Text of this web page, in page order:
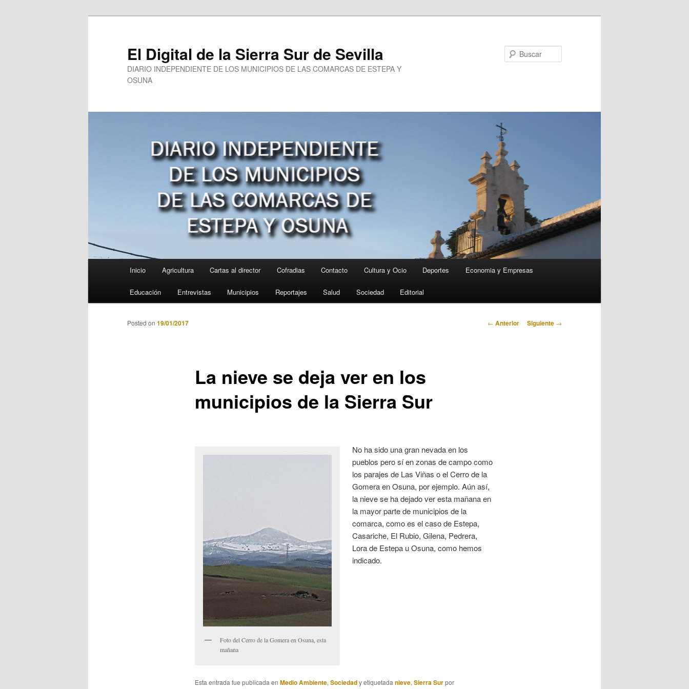
El Digital de la Sierra Sur de Sevilla
DIARIO INDEPENDIENTE DE LOS MUNICIPIOS DE LAS COMARCAS DE ESTEPA Y
OSUNA
Inicio Agricultura Cartas al director Cofradias Contacto Cultura y Ocio Deportes Economia y Empresas
Educación Entrevistas Municipios Reportajes Salud Sociedad Editorial
Navegación
← Anterior Siguiente →
La nieve se deja ver en los
municipios de la Sierra Sur
Posted on 19/01/2017
Foto del Cerro de la Gomera en Osuna, esta
mañana
No ha sido una gran nevada en los
pueblos pero sí en zonas de campo como
los parajes de Las Viñas o el Cerro de la
Gomera en Osuna, por ejemplo. Aún así,
la nieve se ha dejado ver esta mañana en
la mayor parte de municipios de la
comarca, como es el caso de Estepa,
Casariche, El Rubio, Gilena, Pedrera,
Lora de Estepa u Osuna, como hemos
indicado.
Esta entrada fue publicada en Medio Ambiente, Sociedady etiquetada nieve, Sierra Surpor